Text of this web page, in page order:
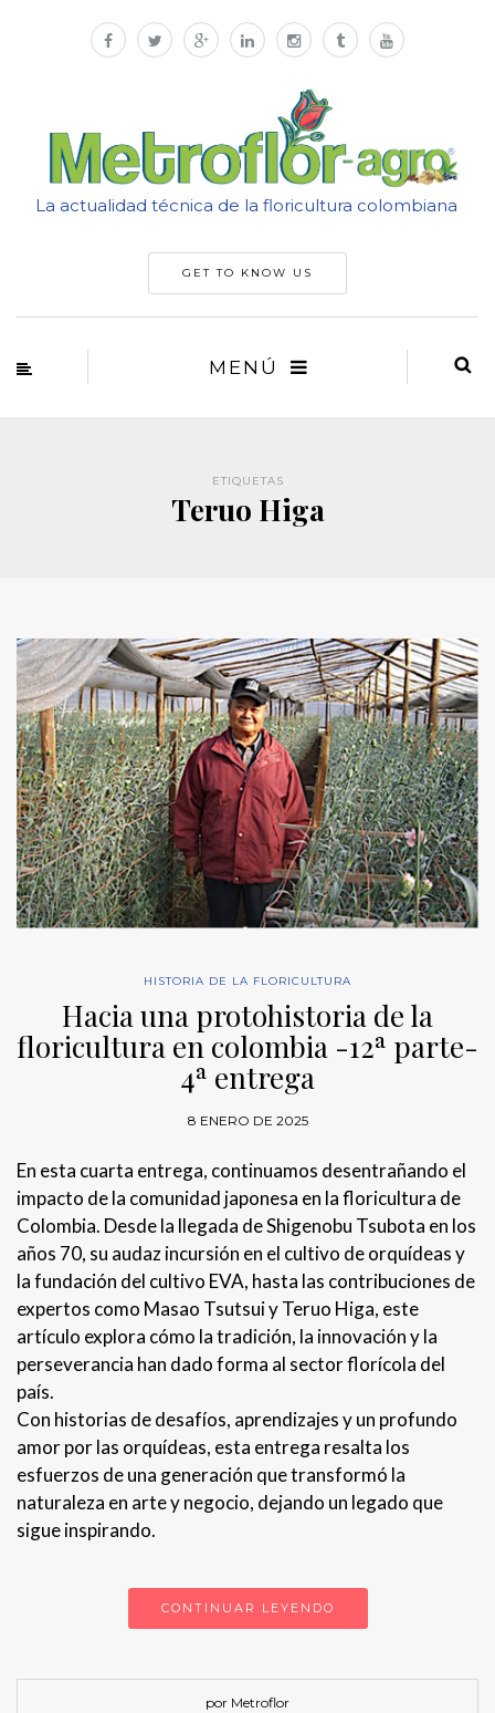
La actualidad técnica de la floricultura colombiana
GET TO KNOW US
MENÚ
ETIQUETAS
Teruo Higa
HISTORIA DE LA FLORICULTURA
Hacia una protohistoria de la
floricultura en colombia -12ª parte-
4ª entrega
8 ENERO DE 2025
En esta cuarta entrega, continuamos desentrañando el
impacto de la comunidad japonesa en la floricultura de
Colombia. Desde la llegada de Shigenobu Tsubota en los
años 70, su audaz incursión en el cultivo de orquídeas y
la fundación del cultivo EVA, hasta las contribuciones de
expertos como Masao Tsutsui y Teruo Higa, este
artículo explora cómo la tradición, la innovación y la
perseverancia han dado forma al sector florícola del
país.
Con historias de desafíos, aprendizajes y un profundo
amor por las orquídeas, esta entrega resalta los
esfuerzos de una generación que transformó la
naturaleza en arte y negocio, dejando un legado que
sigue inspirando.
CONTINUAR LEYENDO
por Metroflor